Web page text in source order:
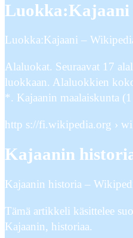
Luokka:Kajaani
Luokka:Kajaani –
Alaluokat. Seuraavat 17
luokkaan. Alaluokkien
*. Kajaanin maalaiskunta‎
http s://fi.wikipedia.org ›
Kajaanin
Kajaanin historia –
Tämä artikkeli käsittelee
Kajaanin, historiaa.